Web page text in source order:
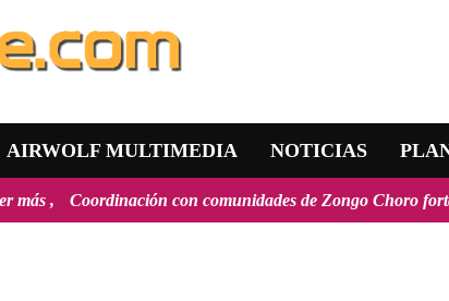
AIRWOLF MULTIMEDIA NOTICIAS
con comunidades de Zongo Choro fortalece agenda